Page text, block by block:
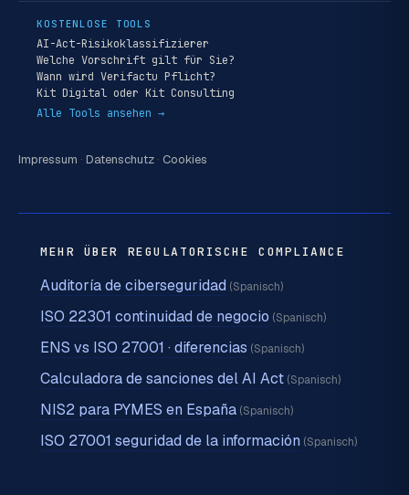
KOSTENLOSE TOOLS
AI-Act-Risikoklassifizierer
Welche Vorschrift gilt für Sie?
Wann wird Verifactu Pflicht?
Kit Digital oder Kit Consulting
Alle Tools ansehen →
Impressum · Datenschutz · Cookies
MEHR ÜBER REGULATORISCHE COMPLIANCE
Auditoría de ciberseguridad (Spanisch)
ISO 22301 continuidad de negocio (Spanisch)
ENS vs ISO 27001 · diferencias (Spanisch)
Calculadora de sanciones del AI Act (Spanisch)
NIS2 para PYMES en España (Spanisch)
ISO 27001 seguridad de la información (Spanisch)